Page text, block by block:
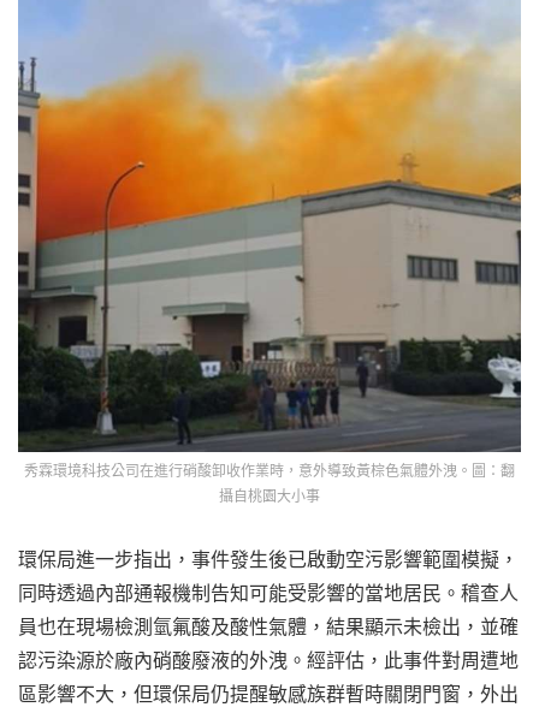
秀霖環境科技公司在進行硝酸卸收作業時，意外導致黃棕色氣體外洩。圖：翻
攝自桃園大小事
環保局進一步指出，事件發生後已啟動空污影響範圍模擬，
同時透過內部通報機制告知可能受影響的當地居民。稽查人
員也在現場檢測氫氟酸及酸性氣體，結果顯示未檢出，並確
認污染源於廠內硝酸廢液的外洩。經評估，此事件對周遭地
區影響不大，但環保局仍提醒敏感族群暫時關閉門窗，外出